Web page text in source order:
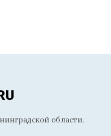
области.